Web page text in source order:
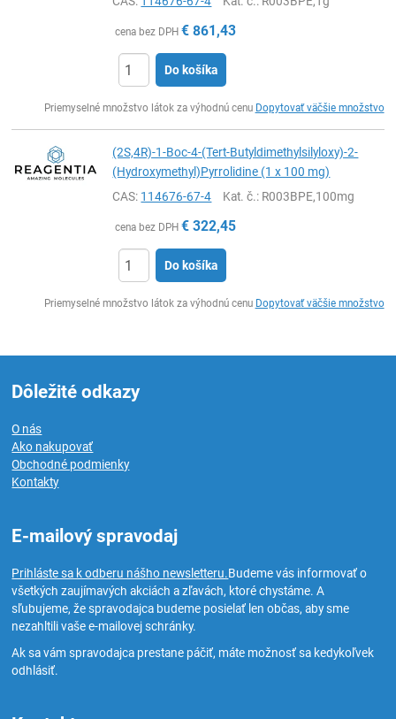
cena bez DPH € 861,43
Do košíka
Priemyselné množstvo látok za výhodnú cenu Dopytovať väčšie množstvo
(2S,4R)-1-Boc-4-(Tert-Butyldimethylsilyloxy)-2-
(Hydroxymethyl)Pyrrolidine (1 x 100 mg)
CAS: 114676-67-4 Kat. č.: R003BPE,100mg
cena bez DPH € 322,45
Do košíka
Priemyselné množstvo látok za výhodnú cenu Dopytovať väčšie množstvo
Dôležité odkazy
O nás
Ako nakupovať
Obchodné podmienky
Kontakty
E-mailový spravodaj
Prihláste sa k odberu nášho newsletteru.Budeme vás informovať o
všetkých zaujímavých akciách a zľavách, ktoré chystáme. A
sľubujeme, že spravodajca budeme posielať len občas, aby sme
nezahltili vaše e-mailovej schránky.
Ak sa vám spravodajca prestane páčiť, máte možnosť sa kedykoľvek
odhlásiť.